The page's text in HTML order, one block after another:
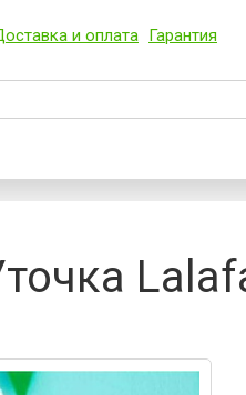
и оплата Гарантия